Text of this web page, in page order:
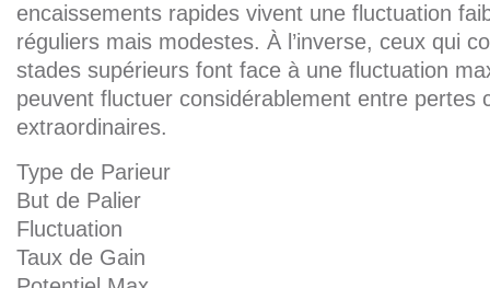
encaissements rapides vivent une fluctuation
réguliers mais modestes. À l’inverse, ceux qui
stades supérieurs font face à une fluctuation
peuvent fluctuer considérablement entre pertes
extraordinaires.
Type de Parieur
But de Palier
Fluctuation
Taux de Gain